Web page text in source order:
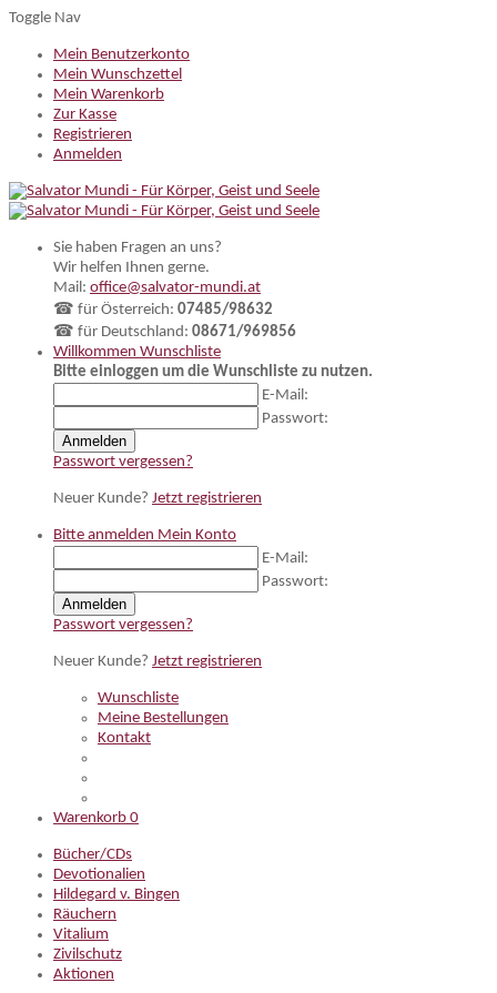
Toggle Nav
Mein Benutzerkonto
Mein Wunschzettel
Mein Warenkorb
Zur Kasse
Registrieren
Anmelden
Sie haben Fragen an uns?
Wir helfen Ihnen gerne.
Mail: office@salvator-mundi.at
☎ für Österreich: 07485/98632
☎ für Deutschland: 08671/969856
Willkommen Wunschliste
Bitte einloggen um die Wunschliste zu nutzen.
E-Mail:
Passwort:
Anmelden
Passwort vergessen?
Neuer Kunde? Jetzt registrieren
Bitte anmelden Mein Konto
E-Mail:
Passwort:
Anmelden
Passwort vergessen?
Neuer Kunde? Jetzt registrieren
Wunschliste
Meine Bestellungen
Kontakt
Warenkorb 0
Bücher/CDs
Devotionalien
Hildegard v. Bingen
Räuchern
Vitalium
Zivilschutz
Aktionen